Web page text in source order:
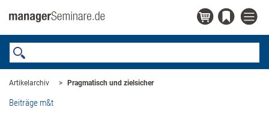
Artikelarchiv Pragmatisch und zielsicher
Beiträge m&t